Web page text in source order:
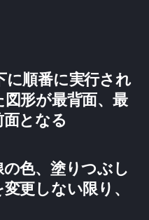
に順番に実行され
形が最背面、最
となる
色、塗りつぶし
更しない限り、